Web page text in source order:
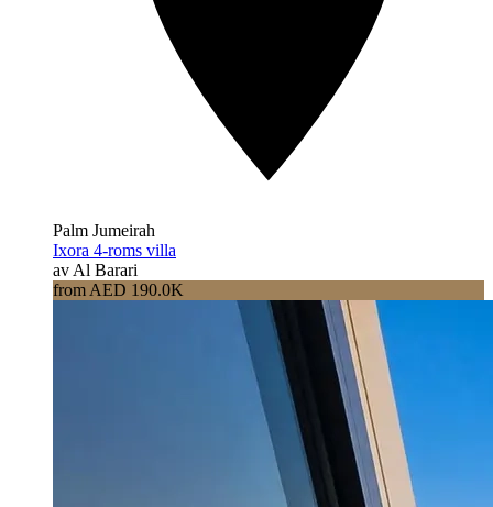
Palm Jumeirah
Ixora 4-roms villa
av Al Barari
from AED 190.0K